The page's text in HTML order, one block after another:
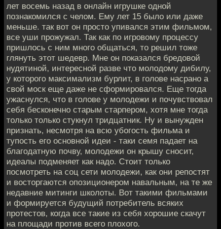
лет восемь назад в онлайн игрушке одной
познакомился с челом. Ему лет 15 было или даже
меньше. так вот он просто упивался этим фильмом,
все уши прожужал. Так как по игровому процессу
пришлось с ним много общаться, то решил тоже
глянуть этот шедевр. Мне он показался бредовой
нудятиной, интересной разве что молодому дибилу,
у которого максимализм бурлит, в голове насрано а
свой моск еще даже не сформировался. Еще тогда
ужаснулся, что в голове у молодежи и почувствовал
себя бесконечно старым старпером, хотя мне тогда
только только стукнул тридцатник. Ну и вынужден
признать, несмотря на всю убогость фильма и
тупость его основной идеи - таки семя падает на
благодатную почву, молодежи он крышу сносит,
идеалы подменяет как надо. Стоит только
посмотреть на соц сети молодежи, как они репостят
и восторгаются опозиционером навальным, на те же
недавние митинги школоты. Вот такими фильмами
и формируется будущий потребитель всяких
протестов, когда все такие из себя хорошие скачут
на площади против всего плохого.